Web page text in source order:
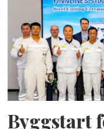
Byggstart